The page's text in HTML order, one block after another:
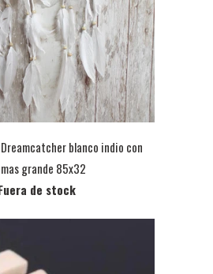
blanco indio con
grande 85x32
de stock